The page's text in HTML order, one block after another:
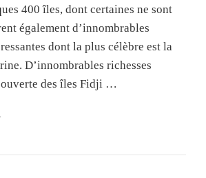
400 îles, dont certaines ne sont
également d’innombrables
dont la plus célèbre est la
D’innombrables richesses
des îles Fidji …